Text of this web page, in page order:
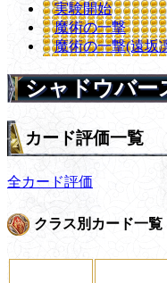
実験開始
魔術の一撃
魔術の一撃(遠坂
シャドウバー
カード評価一覧
全カード評価
クラス別カード一覧